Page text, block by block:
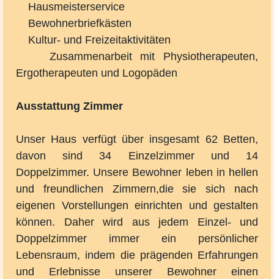
Hausmeisterservice
Bewohnerbriefkästen
Kultur- und Freizeitaktivitäten
Zusammenarbeit mit Physiotherapeuten,
Ergotherapeuten und Logopäden
Ausstattung Zimmer
Unser Haus verfügt über insgesamt 62 Betten,
davon sind 34 Einzelzimmer und 14
Doppelzimmer. Unsere Bewohner leben in hellen
und freundlichen Zimmern,die sie sich nach
eigenen Vorstellungen einrichten und gestalten
können. Daher wird aus jedem Einzel- und
Doppelzimmer immer ein persönlicher
Lebensraum, indem die prägenden Erfahrungen
und Erlebnisse unserer Bewohner einen